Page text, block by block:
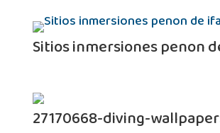
Sitios inmersiones penon
27170668-diving-